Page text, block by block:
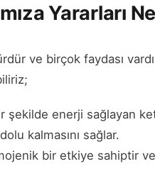
Yararları
ve birçok faydası
şekilde enerji sağlayan
kalmasını sağlar.
bir etkiye sahiptir ve